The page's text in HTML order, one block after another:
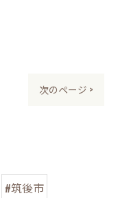
次のページ >
#筑後市